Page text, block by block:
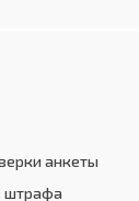
анкеты
штрафа